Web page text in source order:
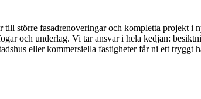
större fasadrenoveringar och kompletta projekt i
och underlag. Vi tar ansvar i hela kedjan:
eller kommersiella fastigheter får ni ett tryggt